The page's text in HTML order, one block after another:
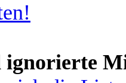
ignorierte